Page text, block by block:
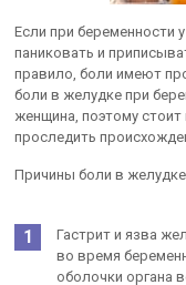
Если при беременности
паниковать и
правило, боли имеют
боли в желудке при
женщина, поэтому стоит
проследить
Причины боли в
Гастрит и язва
во время
оболочки органа